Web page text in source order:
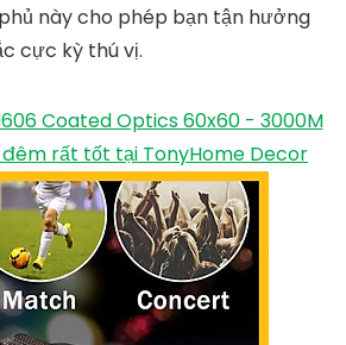
này cho phép bạn tận hưởng
cực kỳ thú vị.
Coated Optics 60x60 - 3000M
rất tốt tại TonyHome Decor